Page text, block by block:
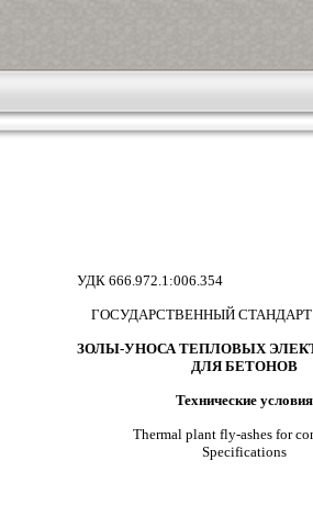
УДК 666.972.1:006.354
ГОСУДАРСТВЕННЫЙ
ЗОЛЫ-УНОСА ТЕПЛОВЫХ
ДЛЯ БЕТОНОВ
Технические условия
Thermal plant fly-ashes for
Specifications